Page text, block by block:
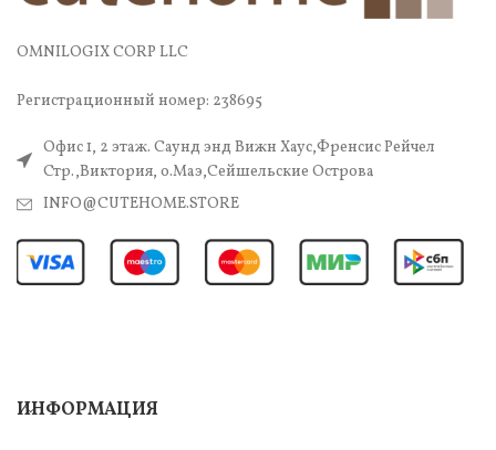
OMNILOGIX CORP LLC
Регистрационный номер: 238695
Офис 1, 2 этаж. Саунд энд Вижн Хаус,Френсис Рейчел
Стр.,Виктория, о.Маэ,Сейшельские Острова
INFO@CUTEHOME.STORE
ИНФОРМАЦИЯ